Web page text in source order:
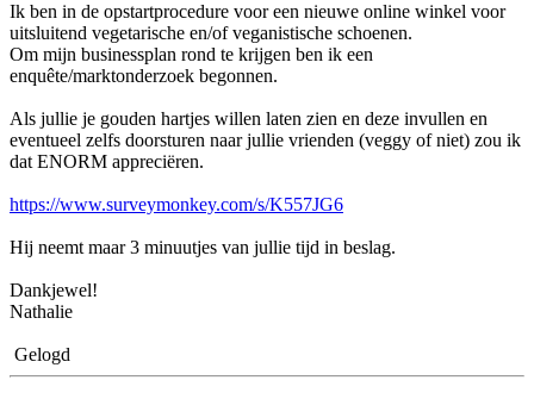
Ik ben in de opstartprocedure voor een nieuwe online winkel voor
uitsluitend vegetarische en/of veganistische schoenen.
Om mijn businessplan rond te krijgen ben ik een
enquête/marktonderzoek begonnen.
Als jullie je gouden hartjes willen laten zien en deze invullen en
eventueel zelfs doorsturen naar jullie vrienden (veggy of niet) zou ik
dat ENORM appreciëren.
https://www.surveymonkey.com/s/K557JG6
Hij neemt maar 3 minuutjes van jullie tijd in beslag.
Dankjewel!
Nathalie
Gelogd